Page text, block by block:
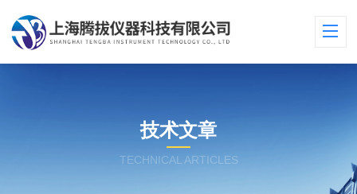
技术文章
TECHNICAL ARTICLES